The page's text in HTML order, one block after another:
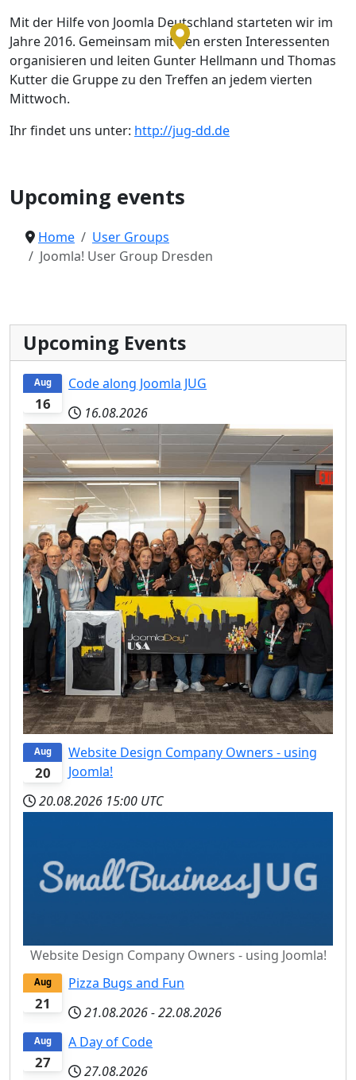
Mit der Hilfe von Joomla Deutschland starteten wir im
Jahre 2016. Gemeinsam mit den ersten Interessenten
organisieren und leiten Gunter Hellmann und Thomas
Kutter die Gruppe zu den Treffen an jedem vierten
Mittwoch.
Ihr findet uns unter: http://jug-dd.de
Upcoming events
Home
User Groups
Joomla! User Group Dresden
Upcoming Events
16
Aug
Code along Joomla JUG
16.08.2026
20
Aug
Website Design Company Owners - using
Joomla!
20.08.2026 15:00 UTC
Website Design Company Owners - using Joomla!
21
Aug
Pizza Bugs and Fun
21.08.2026-22.08.2026
27
Aug
A Day of Code
27.08.2026